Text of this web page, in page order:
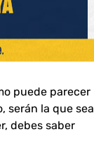
puede parecer
serán la que sea
debes saber